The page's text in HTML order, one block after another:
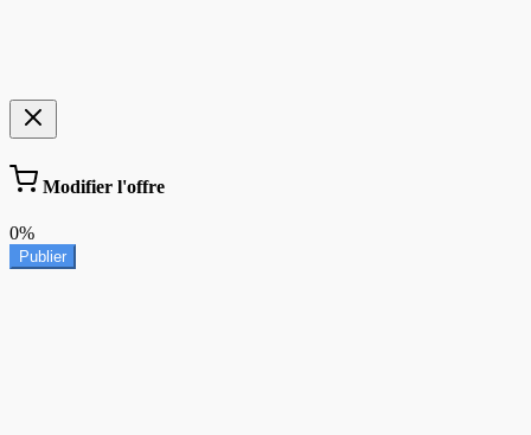
Modifier l'offre
0%
Publier